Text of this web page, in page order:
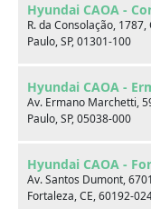
Hyundai CAOA -
R. da Consolação,
Paulo, SP, 01301-100
Hyundai CAOA -
Av. Ermano Marchetti,
Paulo, SP, 05038-000
Hyundai CAOA -
Av. Santos Dumont,
Fortaleza, CE, 60192-
CAOA
Rua Serra do Japi,
001